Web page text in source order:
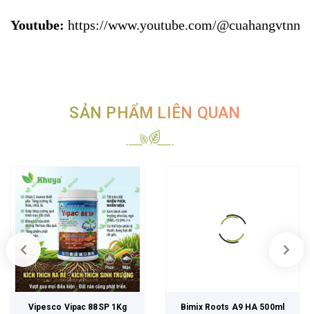
Youtube: https://www.youtube.com/
SẢN PHẨM LIÊN QUAN
Vipesco Vipac 88SP 1Kg Bimix Roots A9 HA 500ml